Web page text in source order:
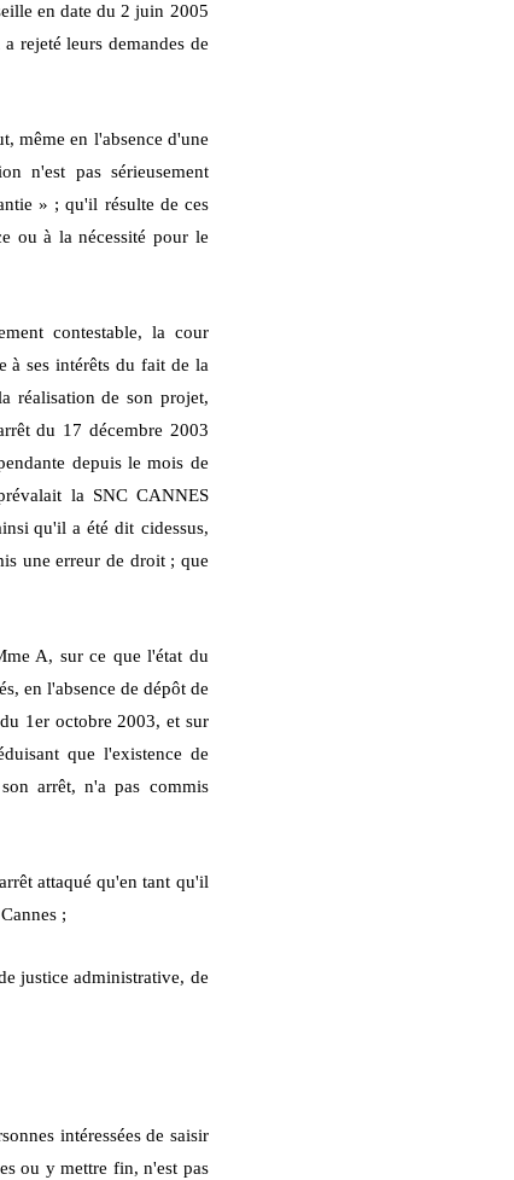
en date du 2 juin 2005
rejeté leurs demandes de
même en l'absence d'une
n'est pas sérieusement
» ; qu'il résulte de ces
ou à la nécessité pour le
contestable, la cour
à ses intérêts du fait de la
réalisation de son projet,
du 17 décembre 2003
depuis le mois de
la SNC CANNES
qu'il a été dit cidessus,
une erreur de droit ; que
A, sur ce que l'état du
en l'absence de dépôt de
1er octobre 2003, et sur
que l'existence de
arrêt, n'a pas commis
attaqué qu'en tant qu'il
;
justice administrative, de
intéressées de saisir
ou y mettre fin, n'est pas